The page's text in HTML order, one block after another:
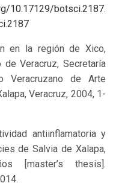
10.17129/botsci.2187.
en la región de Xico,
de Veracruz, Secretaría
Veracruzano de Arte
Veracruz, 2004, 1-
antiinflamatoria y
de Salvia de Xalapa,
[master’s thesis].